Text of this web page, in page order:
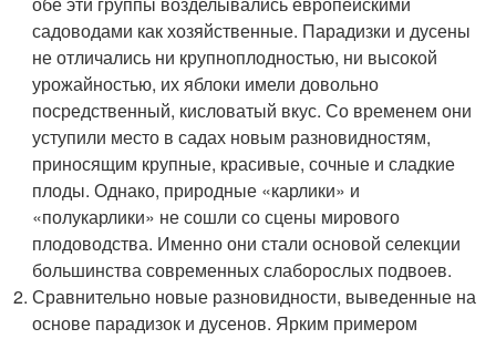
садоводами как хозяйственные. Парадизки и дусены
не отличались ни крупноплодностью, ни высокой
урожайностью, их яблоки имели довольно
посредственный, кисловатый вкус. Со временем они
уступили место в садах новым разновидностям,
приносящим крупные, красивые, сочные и сладкие
плоды. Однако, природные «карлики» и
«полукарлики» не сошли со сцены мирового
плодоводства. Именно они стали основой селекции
большинства современных слаборослых подвоев.
Сравнительно новые разновидности, выведенные на
основе парадизок и дусенов. Ярким примером